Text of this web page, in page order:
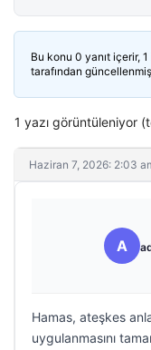
Bu konu 0 yanıt içerir,
tarafından
1 yazı görüntüleniyor
Haziran 7, 2026: 2:03
A
Hamas, ateşkes
uygulanmasını